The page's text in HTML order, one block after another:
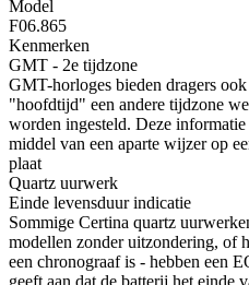
Model
F06.865
Kenmerken
GMT - 2e tijdzone
GMT-horloges bieden dragers
"hoofdtijd" een andere tijdzone
worden ingesteld. Deze
middel van een aparte wijzer op
plaat
Quartz uurwerk
Einde levensduur indicatie
Sommige Certina quartz
modellen zonder uitzondering, of
een chronograaf is - hebben een